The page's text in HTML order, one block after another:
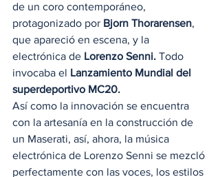
de un coro contemporáneo,
protagonizado por Bjorn Thorarensen,
que apareció en escena, y la
electrónica de Lorenzo Senni. Todo
invocaba el Lanzamiento Mundial del
superdeportivo MC20.
Así como la innovación se encuentra
con la artesanía en la construcción de
un Maserati, así, ahora, la música
electrónica de Lorenzo Senni se mezcló
perfectamente con las voces, los estilos